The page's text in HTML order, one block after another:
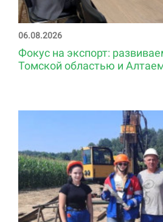
06.08.2026
Фокус на экспорт:
Томской областью и